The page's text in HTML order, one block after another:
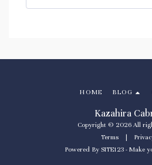
Kazahira
Copyright © 2026 All
Terms |
Powered By SITE123 - Make
HOME BLOG